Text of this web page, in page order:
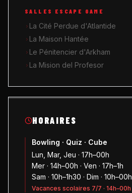
HORAIRES
Bowling · Quiz · Cube
Lun, Mar, Jeu · 17h–00h
Mer · 14h–00h · Ven · 17h–1h
Sam · 10h–1h30 · Dim · 10h–00h
Vacances scolaires 7/7 · 14h–00h
SALLES ESCAPE GAME
La Cité Perdue d'Atlantide
La Maison Hantée
Le Pénitencier d'Arkham
La Mision del Profesor